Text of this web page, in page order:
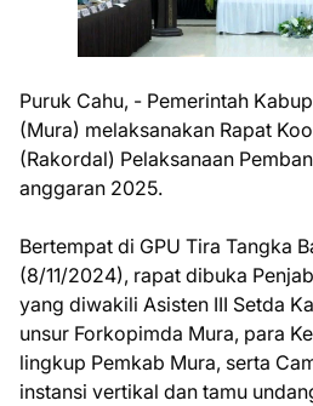
Puruk Cahu, - Pemerintah
(Mura) melaksanakan Rapat
(Rakordal) Pelaksanaan
anggaran 2025.
Bertempat di GPU Tira Tangka
(8/11/2024), rapat dibuka
yang diwakili Asisten III Setda
unsur Forkopimda Mura, para
lingkup Pemkab Mura, serta
instansi vertikal dan tamu